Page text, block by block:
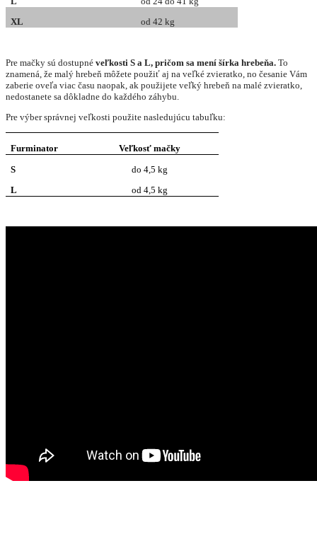
XL
od 42 kg
Pre mačky sú dostupné veľkosti S a L, pričom sa mení šírka hrebeňa. To
znamená, že malý hrebeň môžete použiť aj na veľké zvieratko, no česanie Vám
zaberie oveľa viac času naopak, ak použijete veľký hrebeň na malé zvieratko,
nedostanete sa dôkladne do každého záhybu.
Pre výber správnej veľkosti použite nasledujúcu tabuľku:
Furminator Veľkosť mačky
S
do 4,5 kg
L
od 4,5 kg